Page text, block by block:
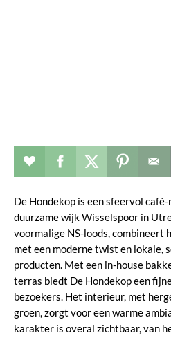
Restaurant toevoegen aan
Deel dit op facebook
Deel dit op
Deel
De Hondekop is een sfeervol
duurzame wijk Wisselspoor in
voormalige NS-loods, combineert
met een moderne twist en lokale,
producten. Met een in-house
terras biedt De Hondekop een
bezoekers. Het interieur, met
groen, zorgt voor een warme
karakter is overal zichtbaar, van